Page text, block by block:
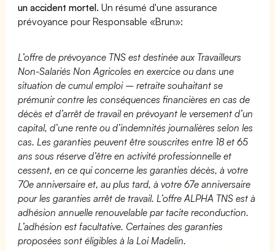
un accident mortel. Un résumé d'une assurance
prévoyance pour Responsable «Brun»:
L’offre de prévoyance TNS est destinée aux Travailleurs
Non-Salariés Non Agricoles en exercice ou dans une
situation de cumul emploi – retraite souhaitant se
prémunir contre les conséquences financières en cas de
décès et d’arrêt de travail en prévoyant le versement d’un
capital, d’une rente ou d’indemnités journalières selon les
cas. Les garanties peuvent être souscrites entre 18 et 65
ans sous réserve d’être en activité professionnelle et
cessent, en ce qui concerne les garanties décès, à votre
70e anniversaire et, au plus tard, à votre 67e anniversaire
pour les garanties arrêt de travail. L’offre ALPHA TNS est à
adhésion annuelle renouvelable par tacite reconduction.
L’adhésion est facultative. Certaines des garanties
proposées sont éligibles à la Loi Madelin.